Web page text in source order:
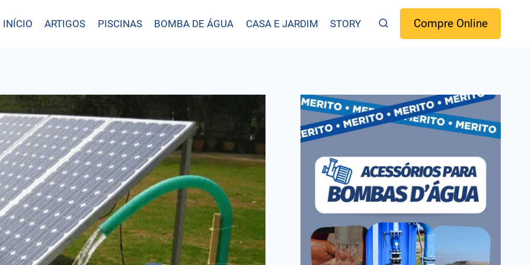
INÍCIO ARTIGOS PISCINAS BOMBA DE ÁGUA CASA E JARDIM STORY Compre Online